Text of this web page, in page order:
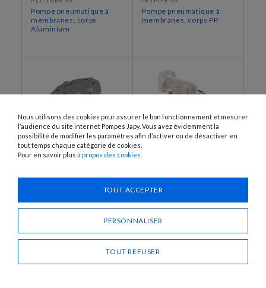
Pompe pneumatique à
membranes, corps
Aluminium
Pompe pneumatique à
membranes, corps PP
AL1NBR-EX
Pompe pneumatique à
Aluminium
PP1-200-SAN
Pompe pneumatique à
Nous utilisons des cookies pour assurer le bon fonctionnement et mesurer
l’audience du site internet Pompes Japy. Vous avez évidemment la
possibilité de modifier les paramètres afin d’activer ou de désactiver en
tout temps chaque catégorie de cookies.
Pour en savoir plus à propos des cookies
TOUT ACCEPTER
PERSONNALISER
TOUT REFUSER